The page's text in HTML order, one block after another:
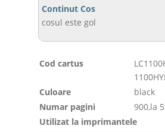
Continut Cos
cosul este gol
Cod cartus
Culoare
black
Numar pagini
900,la
Utilizat la imprimantele